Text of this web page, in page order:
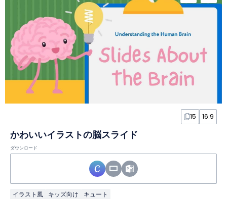
15 16:9
かわいいイラストの脳スライド
ダウンロード
イラスト風 キッズ向け キュート